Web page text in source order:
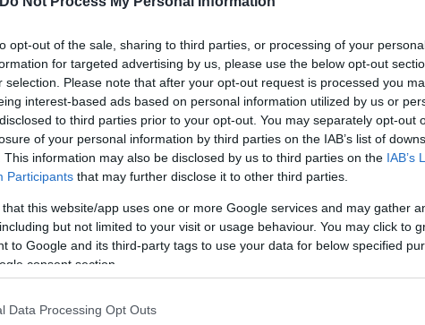
opt-out of the sale, sharing to third parties, or processing of your
for targeted advertising by us, please use the below opt-out
selection. Please note that after your opt-out request is processed you
interest-based ads based on personal information utilized by us or
to third parties prior to your opt-out. You may separately opt-out
of your personal information by third parties on the IAB’s list of
This information may also be disclosed by us to third parties on the IAB’s
Participants that may further disclose it to other third parties.
that this website/app uses one or more Google services and may gather
but not limited to your visit or usage behaviour. You may click to
to Google and its third-party tags to use your data for below specified
consent section.
Data Processing Opt Outs
δεχθεί δωρεές απ’ όλον τον κόσμο, ενώ δεν είναι